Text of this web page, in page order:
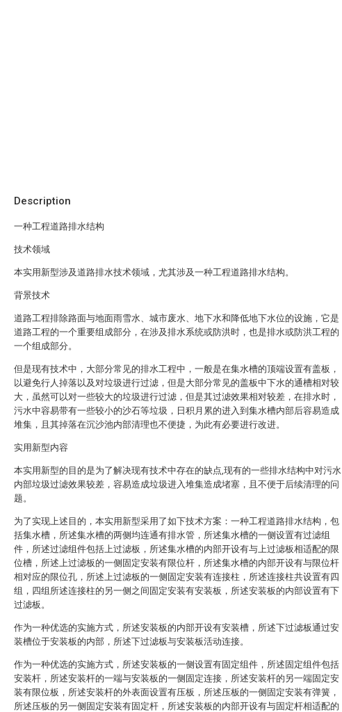
Description
一种工程道路排水结构
技术领域
本实用新型涉及道路排水技术领域，尤其涉及一种工程道路排水结构。
背景技术
道路工程排除路面与地面雨雪水、城市废水、地下水和降低地下水位的设施，它是
道路工程的一个重要组成部分，在涉及排水系统或防洪时，也是排水或防洪工程的
一个组成部分。
但是现有技术中，大部分常见的排水工程中，一般是在集水槽的顶端设置有盖板，
以避免行人掉落以及对垃圾进行过滤，但是大部分常见的盖板中下水的通槽相对较
大，虽然可以对一些较大的垃圾进行过滤，但是其过滤效果相对较差，在排水时，
污水中容易带有一些较小的沙石等垃圾，日积月累的进入到集水槽内部后容易造成
堆集，且其掉落在沉沙池内部清理也不便捷，为此有必要进行改进。
实用新型内容
本实用新型的目的是为了解决现有技术中存在的缺点,现有的一些排水结构中对污水
内部垃圾过滤效果较差，容易造成垃圾进入堆集造成堵塞，且不便于后续清理的问
题。
为了实现上述目的，本实用新型采用了如下技术方案：一种工程道路排水结构，包
括集水槽，所述集水槽的两侧均连通有排水管，所述集水槽的一侧设置有过滤组
件，所述过滤组件包括上过滤板，所述集水槽的内部开设有与上过滤板相适配的限
位槽，所述上过滤板的一侧固定安装有限位杆，所述集水槽的内部开设有与限位杆
相对应的限位孔，所述上过滤板的一侧固定安装有连接柱，所述连接柱共设置有四
组，四组所述连接柱的另一侧之间固定安装有安装板，所述安装板的内部设置有下
过滤板。
作为一种优选的实施方式，所述安装板的内部开设有安装槽，所述下过滤板通过安
装槽位于安装板的内部，所述下过滤板与安装板活动连接。
作为一种优选的实施方式，所述安装板的一侧设置有固定组件，所述固定组件包括
安装杆，所述安装杆的一端与安装板的一侧固定连接，所述安装杆的另一端固定安
装有限位板，所述安装杆的外表面设置有压板，所述压板的一侧固定安装有弹簧，
所述压板的另一侧固定安装有固定杆，所述安装板的内部开设有与固定杆相适配的